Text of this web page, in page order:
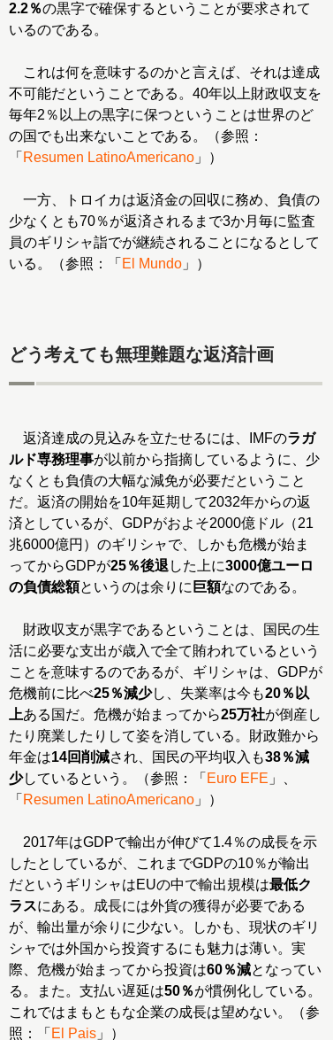
2.2％の黒字で確保するということが要求されて
いるのである。
これは何を意味するのかと言えば、それは達成
不可能だということである。40年以上財政収支を
毎年2％以上の黒字に保つということは世界のど
の国でも出来ないことである。（参照：
「 Resumen LatinoAmericano 」）
一方、トロイカは返済金の回収に務め、負債の
少なくとも70％が返済されるまで3か月毎に監査
員のギリシャ詣でが継続されることになるとして
いる。（参照：「 El Mundo 」）
どう考えても無理難題な返済計画
返済達成の見込みを立たせるには、IMFのラガ
ルド専務理事が以前から指摘しているように、少
なくとも負債の大幅な減免が必要だということ
だ。返済の開始を10年延期して2032年からの返
済としているが、GDPがおよそ2000億ドル（21
兆6000億円）のギリシャで、しかも危機が始ま
ってからGDPが25％後退 した上に3000億ユーロ
の負債総額というのは余りに 巨額なのである。
財政収支が黒字であるということは、国民の生
活に必要な支出が歳入で全て賄われているという
ことを意味するのであるが、ギリシャは、GDPが
危機前に比べ25％減少し、失業率は今も20％以
上ある国だ。危機が始まってから25万社が倒産し
たり廃業したりして姿を消している。財政難から
年金は14回削減され、国民の平均収入も38％減
少しているという。（参照：「 Euro EFE 」、
「 Resumen LatinoAmericano 」）
2017年はGDPで輸出が伸びて1.4％の成長を示
したとしているが、これまでGDPの10％が輸出
だというギリシャはEUの中で輸出規模は最低ク
ラスにある。成長には外貨の獲得が必要である
が、輸出量が余りに少ない。しかも、現状のギリ
シャでは外国から投資するにも魅力は薄い。実
際、危機が始まってから投資は60％減となってい
る。また。支払い遅延は50％が慣例化している。
これではまもともな企業の成長は望めない。（参
照：「 El Pais 」）